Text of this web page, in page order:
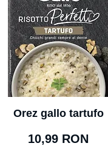
Afișare rapidă
Orez gallo tartufo
Preț
10,99 RON